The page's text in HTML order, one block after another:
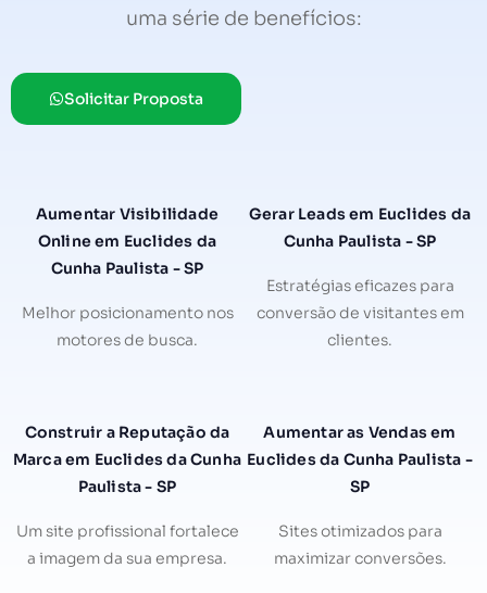
uma série de benefícios:
Solicitar Proposta
Aumentar Visibilidade
Online em Euclides da
Cunha Paulista - SP
Melhor posicionamento nos
motores de busca.
Gerar Leads em Euclides da
Cunha Paulista - SP
Estratégias eficazes para
conversão de visitantes em
clientes.
Construir a Reputação da
Marca em Euclides da Cunha
Paulista - SP
Um site profissional fortalece
a imagem da sua empresa.
Aumentar as Vendas em
Euclides da Cunha Paulista -
SP
Sites otimizados para
maximizar conversões.